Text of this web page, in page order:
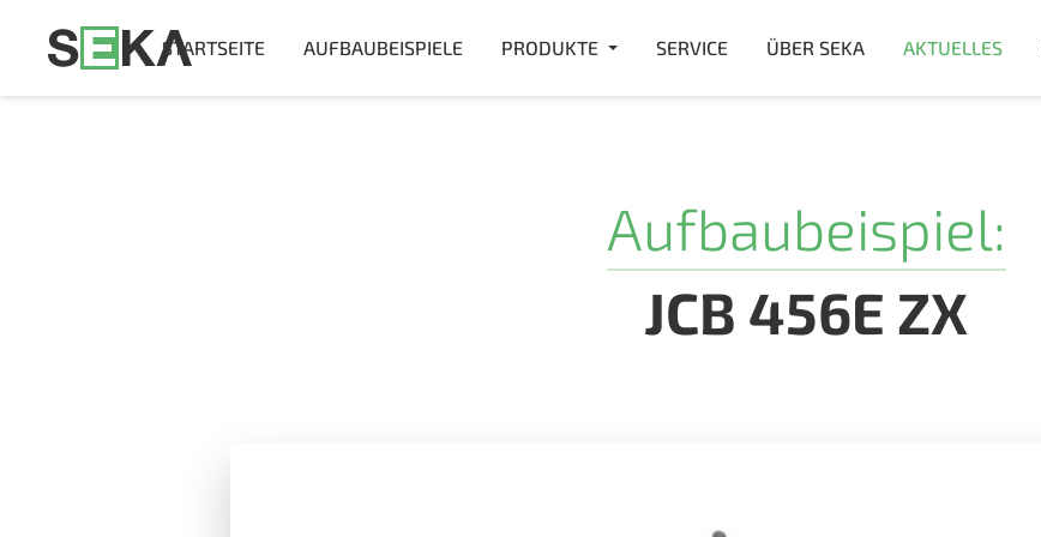
STARTSEITE AUFBAUBEISPIELE PRODUKTE SERVICE ÜBER SEKA AKTUELLES
Aufbaubeispiel:
JCB 456E ZX